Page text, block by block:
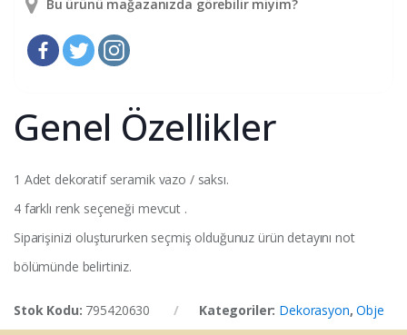
Bu ürünü mağazanızda görebilir miyim?
Genel Özellikler
1 Adet dekoratif seramik vazo / saksı.
4 farklı renk seçeneği mevcut .
Siparişinizi oluştururken seçmiş olduğunuz ürün detayını not
bölümünde belirtiniz.
Stok Kodu: 795420630 Kategoriler: Dekorasyon,Obje